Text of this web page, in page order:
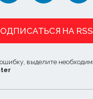
НА RSS
выделите